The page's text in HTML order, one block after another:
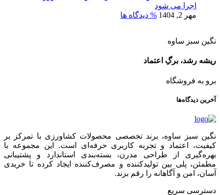
اجرا می شود
مهر 2, 1404
% دیدگاه ها
نگین سبز ساوه
ریشه رشد، برگِ اعتماد
برو به فروشگاه
آخرین دیدگاه‌ها
نگین سبز ساوه، برند تخصصی محصولات کشاورزی با تمرکز بر
کیفیت، اعتماد و تجربه کاربری حرفه‌ای است. این مجموعه با
بهره‌گیری از طراحی مدرن، بسته‌بندی استاندارد و پشتیبانی
مطمئن، پلی بین تولیدکننده و مصرف‌کننده ایجاد کرده تا خریدی
آسان، امن و آگاهانه را رقم بزند.
دسترسی سریع